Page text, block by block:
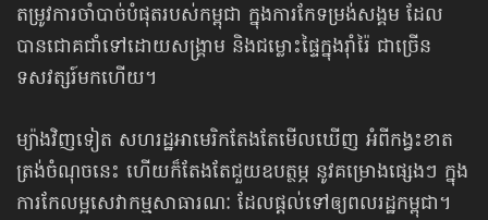
តម្រូវការចាំបាច់បំផុតរបស់កម្ពុជា ក្នុងការកែទម្រង់សង្គម ដែល
បាន​ជោគជាំ​ទៅដោយសង្គ្រាម និងជម្លោះ​ផ្ទៃក្នុង​រ៉ាំរ៉ៃ ជាច្រើន
ទសវត្សរ៍មកហើយ។
ម្យ៉ាងវិញទៀត សហរដ្ឋអាមេរិកតែងតែមើលឃើញ អំពីកង្វះខាត
ត្រង់ចំណុចនេះ ហើយក៏តែងតែជួយឧបត្ថម្ភ នូវ​គម្រោង​ផ្សេងៗ ក្នុង
ការកែលម្អ​សេវាកម្មសាធារណៈ ដែលផ្ដល់ទៅឲ្យពលរដ្ឋកម្ពុជា។